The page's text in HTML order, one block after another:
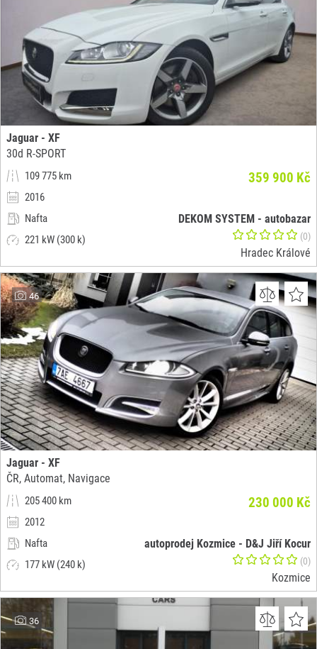
Jaguar - XF
30d R-SPORT
109 775 km
2016
Nafta
221 kW (300 k)
359 900 Kč
DEKOM SYSTEM - autobazar
(0)
Hradec Králové
46
Jaguar - XF
ČR, Automat, Navigace
205 400 km
2012
Nafta
177 kW (240 k)
230 000 Kč
autoprodej Kozmice - D&J Jiří Kocur
(0)
Kozmice
36